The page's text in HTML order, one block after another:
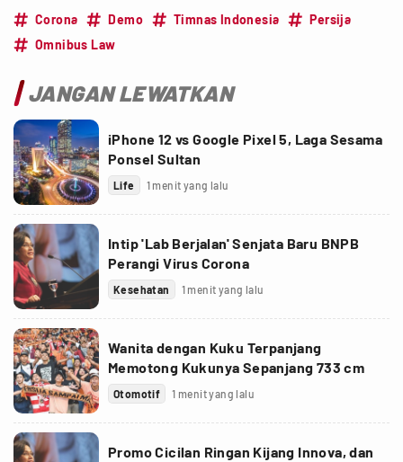
Corona Demo Timnas Indonesia
Persija
Omnibus Law
JANGAN LEWATKAN
iPhone 12 vs Google Pixel 5, Laga Sesama
Ponsel Sultan
Life 1 menit yang lalu
Intip 'Lab Berjalan' Senjata Baru BNPB
Perangi Virus Corona
Kesehatan 1 menit yang lalu
Wanita dengan Kuku Terpanjang
Memotong Kukunya Sepanjang 733 cm
Otomotif 1 menit yang lalu
Promo Cicilan Ringan Kijang Innova, dan